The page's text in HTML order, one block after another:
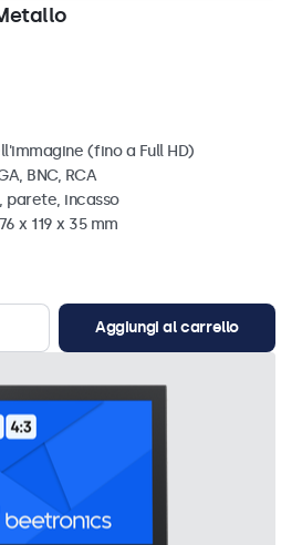
(fino a Full HD)
BNC, RCA
parete, incasso
x 119 x 35 mm
Aggiungi al carrello